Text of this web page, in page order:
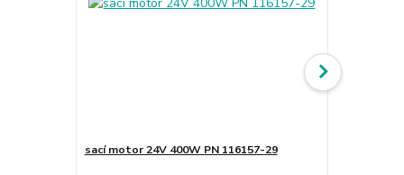
sací motor 24V 400W PN 116157-29